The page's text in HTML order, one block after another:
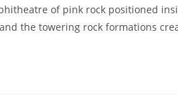
of pink rock positioned
the towering rock formations